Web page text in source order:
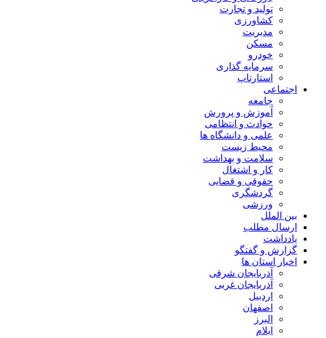
تولید و تجارت
کشاورزی
مدیریت
مسکن
خودرو
سرمایه گذاری
استارتاپ
اجتماعی
جامعه
آموزش و پرورش
حوادث و انتظامی
علمی و دانشگاه ها
محیط زیست
سلامت و بهداشت
کار و اشتغال
حقوقی و قضایی
گردشگری
ورزشی
بین الملل
ارسال مطلب
یادداشت
گزارش و گفتگو
اخبار استان ها
آذربایجان شرقی
آذربایجان غربی
اردبیل
اصفهان
البرز
ایلام